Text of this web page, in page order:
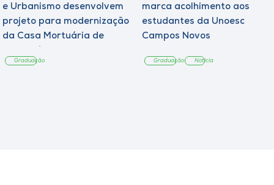
e Urbanismo desenvolvem
projeto para modernização
da Casa Mortuária de
Graduação
marca acolhimento aos
estudantes da Unoesc
Campos Novos
Graduação Notícia